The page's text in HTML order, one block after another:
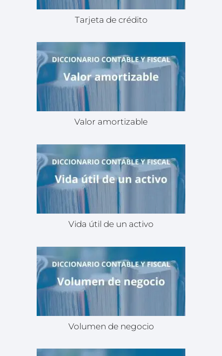
Tarjeta de crédito
Valor amortizable
Vida útil de un activo
Volumen de negocio